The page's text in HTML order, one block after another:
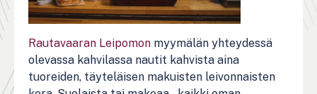
Rautavaaran Leipomon myymälän yhteydessä
olevassa kahvilassa nautit kahvista aina
tuoreiden, täyteläisen makuisten leivonnaisten